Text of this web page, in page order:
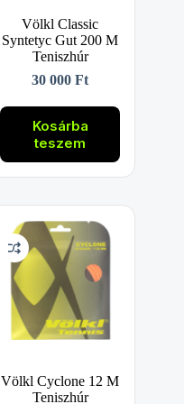
Völkl Classic
Syntetyc Gut 200 M
Teniszhúr
30 000Ft
Kosárba
teszem
Völkl Cyclone 12 M
Teniszhúr